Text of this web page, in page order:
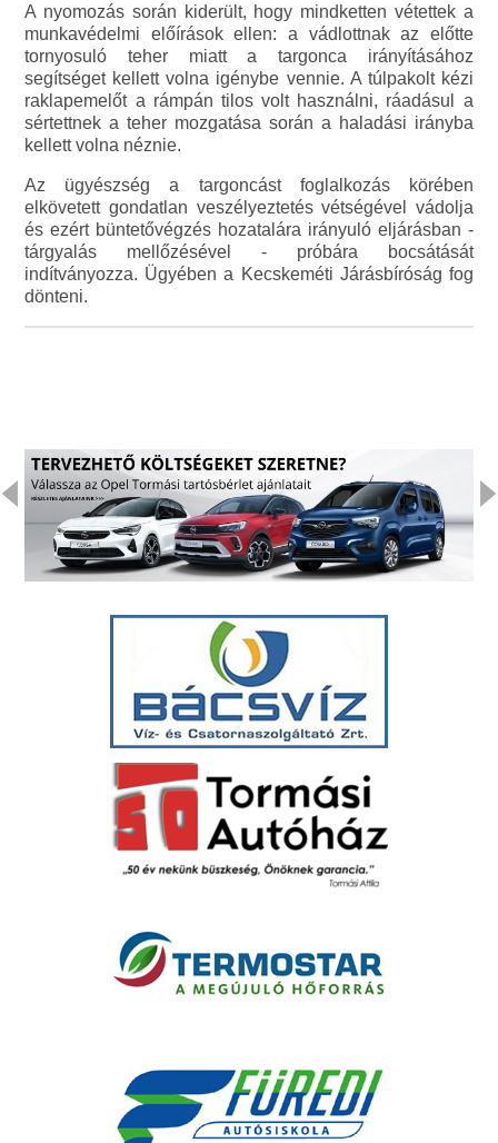
A nyomozás során kiderült, hogy mindketten vétettek a
munkavédelmi előírások ellen: a vádlottnak az előtte
tornyosuló teher miatt a targonca irányításához
segítséget kellett volna igénybe vennie. A túlpakolt kézi
raklapemelőt a rámpán tilos volt használni, ráadásul a
sértettnek a teher mozgatása során a haladási irányba
kellett volna néznie.
Az ügyészség a targoncást foglalkozás körében
elkövetett gondatlan veszélyeztetés vétségével vádolja
és ezért büntetővégzés hozatalára irányuló eljárásban -
tárgyalás mellőzésével - próbára bocsátását
indítványozza. Ügyében a Kecskeméti Járásbíróság fog
dönteni.